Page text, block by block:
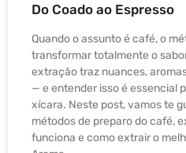
Do Coado ao Espresso
Quando o assunto é café, o
transformar totalmente o
extração traz nuances,
— e entender isso é essencial
xícara. Neste post, vamos te
métodos de preparo do café,
funciona e como extrair o